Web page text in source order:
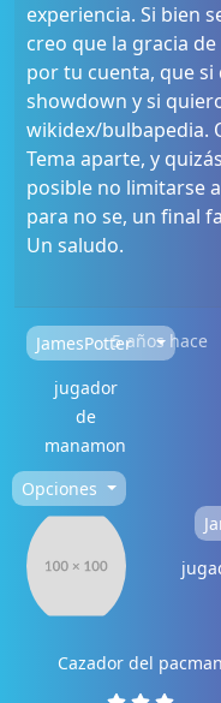
experiencia. Si bien
creo que la gracia
por tu cuenta, que
showdown y si
wikidex/bulbapedia.
Tema aparte, y
posible no limitarse
para no se, un final
Un saludo.
JamesPotter
jugador
de
manamon
5 años hace
Opciones
Cazador del pacman